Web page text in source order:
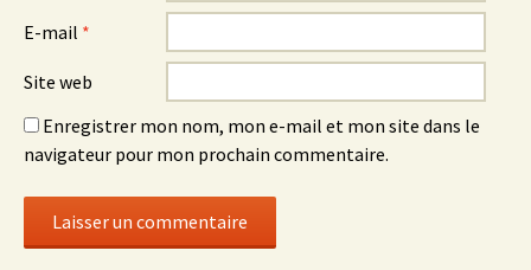
E-mail *
Site web
Enregistrer mon nom, mon e-mail et mon site dans le
navigateur pour mon prochain commentaire.